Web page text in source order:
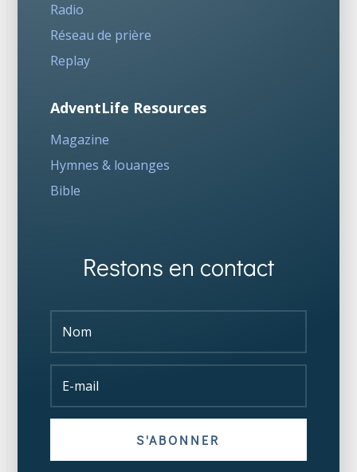
Radio
Réseau de prière
Replay
AdventLife Resources
Magazine
Hymnes & louanges
Bible
Restons en contact
S'ABONNER